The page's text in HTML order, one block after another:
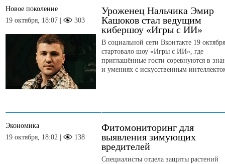
Новое поколение
19 октября, 18:07 |
303
Уроженец Нальчика Эмир
Кашоков стал ведущим
кибершоу «Игры с ИИ»
В социальной сети Вконтакте 19 октября
стартовало шоу «Игры с ИИ», где
приглашённые гости соревнуются в
и умениях с искусственным
Экономика
19 октября, 18:02 |
138
Фитомониторинг для
выявления зимующих
вредителей
Специалисты отдела защиты растений